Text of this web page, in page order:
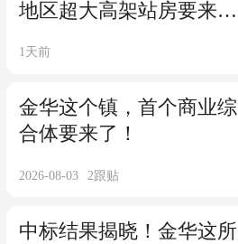
地区超大高架站房要来
1天前
金华这个镇，首个商业综
合体要来了！
2026-08-03 2跟贴
中标结果揭晓！金华这所